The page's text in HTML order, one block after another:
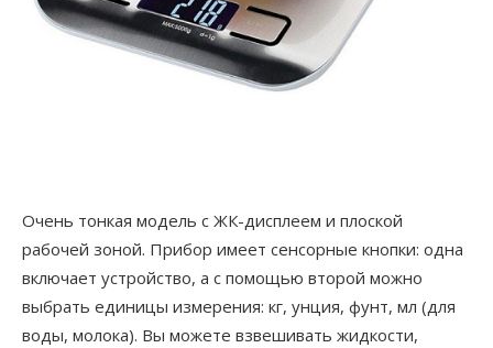
Очень тонкая модель с ЖК-дисплеем и плоской
рабочей зоной. Прибор имеет сенсорные кнопки: одна
включает устройство, а с помощью второй можно
выбрать единицы измерения: кг, унция, фунт, мл (для
воды, молока). Вы можете взвешивать жидкости,